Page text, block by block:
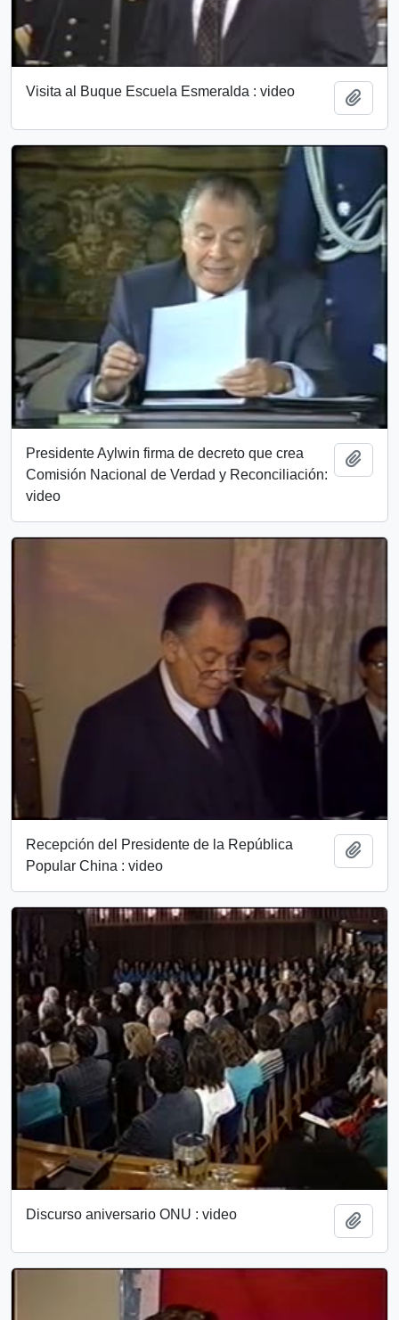
Visita al Buque Escuela Esmeralda : video
Presidente Aylwin firma de decreto que crea
Comisión Nacional de Verdad y Reconciliación:
video
Recepción del Presidente de la República
Popular China : video
Discurso aniversario ONU : video